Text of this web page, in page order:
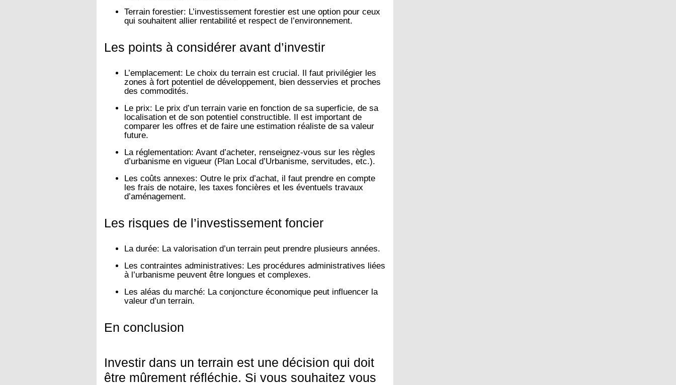
Terrain forestier: L’investissement forestier est une option pour ceux
qui souhaitent allier rentabilité et respect de l’environnement.
Les points à considérer avant d’investir
L’emplacement: Le choix du terrain est crucial. Il faut privilégier les
zones à fort potentiel de développement, bien desservies et proches
des commodités.
Le prix: Le prix d’un terrain varie en fonction de sa superficie, de sa
localisation et de son potentiel constructible. Il est important de
comparer les offres et de faire une estimation réaliste de sa valeur
future.
La réglementation: Avant d’acheter, renseignez-vous sur les règles
d’urbanisme en vigueur (Plan Local d’Urbanisme, servitudes, etc.).
Les coûts annexes: Outre le prix d’achat, il faut prendre en compte
les frais de notaire, les taxes foncières et les éventuels travaux
d’aménagement.
Les risques de l’investissement foncier
La durée: La valorisation d’un terrain peut prendre plusieurs années.
Les contraintes administratives: Les procédures administratives liées
à l’urbanisme peuvent être longues et complexes.
Les aléas du marché: La conjoncture économique peut influencer la
valeur d’un terrain.
En conclusion
Investir dans un terrain est une décision qui doit
être mûrement réfléchie. Si vous souhaitez vous